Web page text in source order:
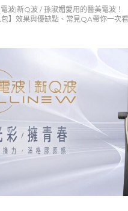
波|新Q波 / 孫淑媚愛用的醫美電波！
包】效果與優缺點、常見QA帶你一次